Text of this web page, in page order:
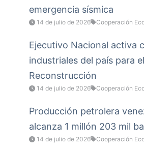
emergencia sísmica
14 de julio de 2026 Cooperación
Ejecutivo Nacional activa
industriales del país para
Reconstrucción
14 de julio de 2026 Cooperación
Producción petrolera
alcanza 1 millón 203 mil
14 de julio de 2026 Cooperación